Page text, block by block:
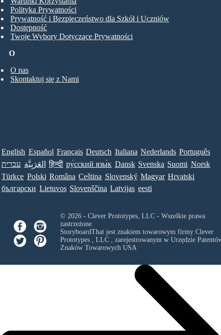
O
O nas
Skontaktuj się z Nami
Polityka Prywatności
Prywatność i Bezpieczeństwo dla Szkół i Uczniów
Dostępność
Twoje Wybory Dotyczące Prywatności
English Español Français Deutsch Italiana Nederlands Português
עברית العَرَبِيَّة हिन्दी ру́сский язы́к Dansk Svenska Suomi Norsk
Türkçe Polski Româna Ceština Slovenský Magyar Hrvatski
български Lietuvos Slovenščina Latvijas eesti
© 2026 - Clever Prototypes, LLC - Wszelkie prawa
zastrzeżone.
StoryboardThat jest znakiem towarowym firmy Clever
Prototypes , LLC, zarejestrowanym w Urzędzie
Znaków Towarowych USA